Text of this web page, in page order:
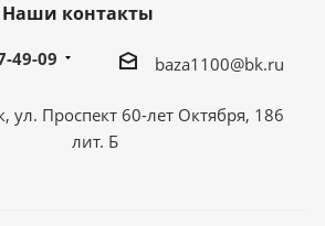
Наши контакты
49-09 baza1100@bk.ru
ул. Проспект 60-лет Октября, 186
лит. Б